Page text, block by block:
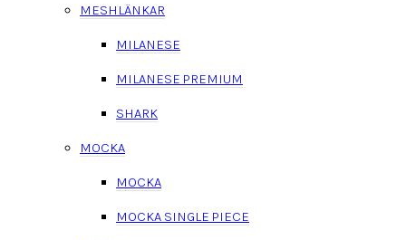
MESHLÄNKAR
MILANESE
MILANESE PREMIUM
SHARK
MOCKA
MOCKA
MOCKA SINGLE PIECE